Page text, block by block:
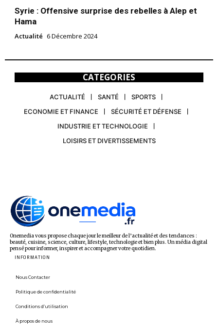
Syrie : Offensive surprise des rebelles à Alep et
Hama
Actualité 6 Décembre 2024
CATEGORIES
ACTUALITÉ SANTÉ
SPORTS
ECONOMIE ET FINANCE
SÉCURITÉ ET DÉFENSE
INDUSTRIE ET TECHNOLOGIE
LOISIRS ET DIVERTISSEMENTS
Onemedia vous propose chaque jour le meilleur de l’actualité et des tendances :
beauté, cuisine, science, culture, lifestyle, technologie et bien plus. Un média digital
pensé pour informer, inspirer et accompagner votre quotidien.
INFORMATION
Nous Contacter
Politique de confidentialité
Conditions d’utilisation
À propos de nous